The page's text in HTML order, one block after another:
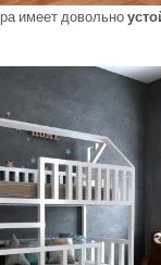
имеет довольно